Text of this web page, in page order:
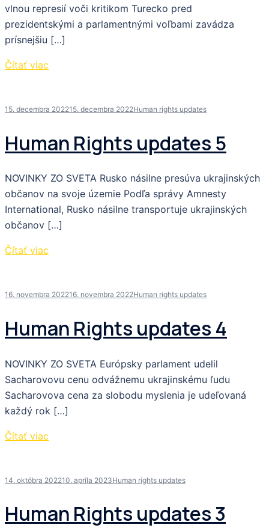
vlnou represií voči kritikom Turecko pred
prezidentskými a parlamentnými voľbami zavádza
prísnejšiu […]
Čítať viac
15. decembra 202215. decembra 2022Human rights updates
Human Rights updates 5
NOVINKY ZO SVETA Rusko násilne presúva ukrajinských
občanov na svoje územie Podľa správy Amnesty
International, Rusko násilne transportuje ukrajinských
občanov […]
Čítať viac
16. novembra 202216. novembra 2022Human rights updates
Human Rights updates 4
NOVINKY ZO SVETA Európsky parlament udelil
Sacharovovu cenu odvážnemu ukrajinskému ľudu
Sacharovova cena za slobodu myslenia je udeľovaná
každý rok […]
Čítať viac
14. októbra 202210. apríla 2023Human rights updates
Human Rights updates 3